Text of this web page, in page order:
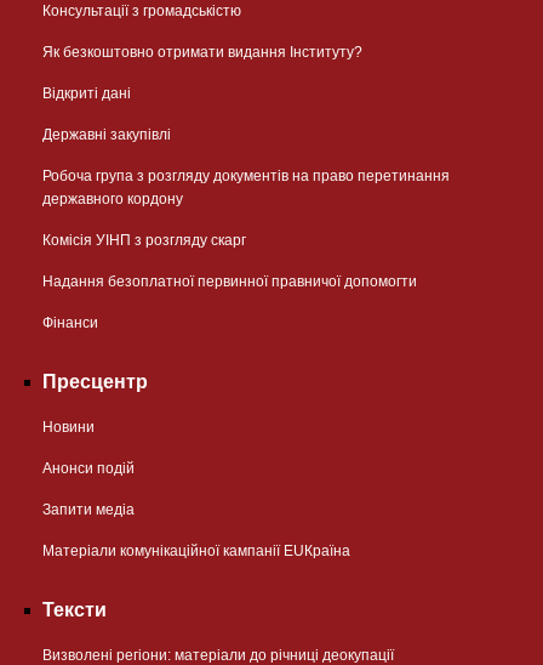
Консультації з громадськістю
Як безкоштовно отримати видання Інституту?
Відкриті дані
Державні закупівлі
Робоча група з розгляду документів на право перетинання
державного кордону
Комісія УІНП з розгляду скарг
Надання безоплатної первинної правничої допомогти
Фінанси
Пресцентр
Новини
Анонси подій
Запити медіа
Матеріали комунікаційної кампанії EUКраїна
Тексти
Визволені регіони: матеріали до річниці деокупації